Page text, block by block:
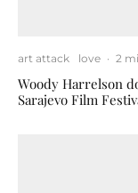
art attack love · 2
Woody Harrelson
Sarajevo Film